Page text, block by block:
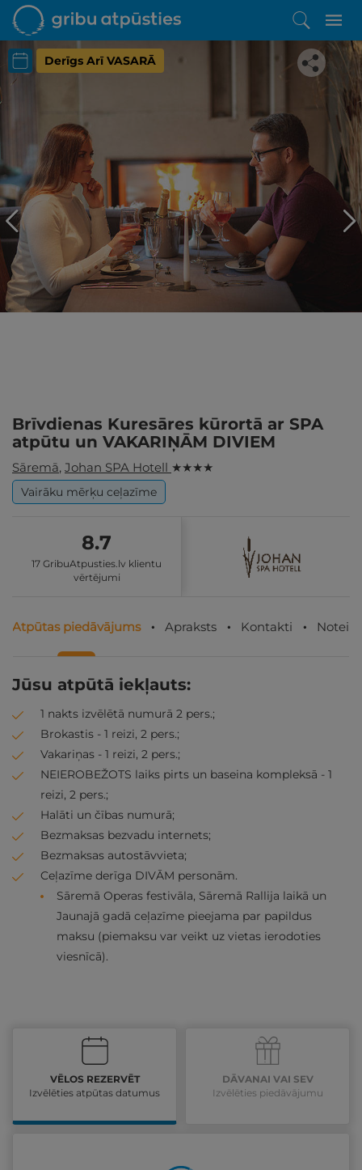
Derīgs Arī VASARĀ
Iepatikās šis piedāvājums?
Līdz brīnišķīgai atpūtai atlikuši tikai daži soļi
PĒRKU
Brīvdienas Kuresāres kūrortā ar SPA
atpūtu un VAKARIŅĀM DIVIEM
Sāremā, Johan SPA Hotell ★ ★ ★ ★
Vairāku mērķu ceļazīme
8.7
17 GribuAtpusties.lv klientu
vērtējumi
Atpūtas piedāvājums Apraksts Kontakti
Jūsu atpūtā iekļauts:
1 nakts izvēlētā numurā 2 pers.;
Brokastis - 1 reizi, 2 pers.;
Vakariņas - 1 reizi, 2 pers.;
NEIEROBEŽOTS laiks pirts un baseina kompleksā - 1
reizi, 2 pers.;
Halāti un čības numurā;
Bezmaksas bezvadu internets;
Bezmaksas autostāvvieta;
Ceļazīme derīga DIVĀM personām.
Sāremā Operas festivāla, Sāremā Rallija laikā un
Jaunajā gadā ceļazīme pieejama par papildus
maksu (piemaksu var veikt uz vietas ierodoties
viesnīcā).
VĒLOS REZERVĒT
Izvēlēties atpūtas datumus
DĀVANAI VAI SEV
Izvēlēties piedāvājumu